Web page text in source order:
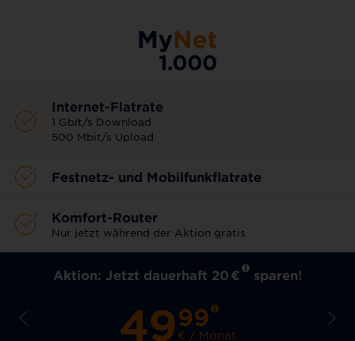
Internet-Flatrate
1 Gbit/s Download
500 Mbit/s Upload
Festnetz- und Mobilfunkflatrate
Komfort-Router
Nur jetzt während der Aktion gratis
Aktion: Jetzt dauerhaft 20 € sparen!
4999
€ / Monat